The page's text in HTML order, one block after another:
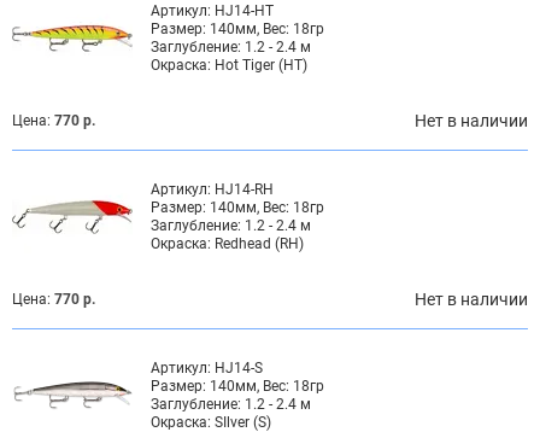
Артикул: HJ14-HT
Размер: 140мм, Вес: 18гр
Заглубление: 1.2 - 2.4 м
Окраска: Hot Tiger (HT)
Цена: 770 р. Нет в наличии
Артикул: HJ14-RH
Размер: 140мм, Вес: 18гр
Заглубление: 1.2 - 2.4 м
Окраска: Redhead (RH)
Цена: 770 р. Нет в наличии
Артикул: HJ14-S
Размер: 140мм, Вес: 18гр
Заглубление: 1.2 - 2.4 м
Окраска: SIlver (S)